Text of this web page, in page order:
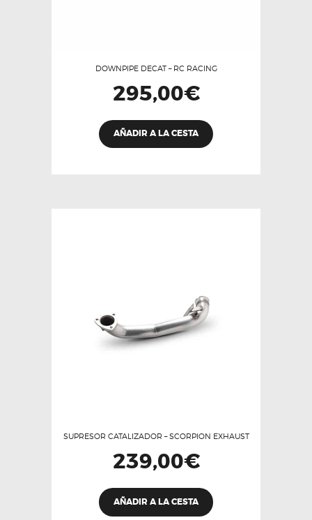
DOWNPIPE DECAT – RC RACING
295,00€
AÑADIR A LA CESTA
SUPRESOR CATALIZADOR – SCORPION EXHAUST
239,00€
AÑADIR A LA CESTA